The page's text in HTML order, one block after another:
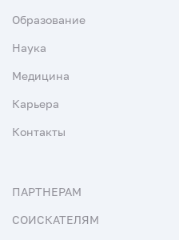
Образование
Наука
Медицина
Карьера
Контакты
ПАРТНЕРАМ
СОИСКАТЕЛЯМ